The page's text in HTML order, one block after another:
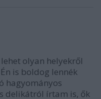
olyan helyekről
is boldog lennék
hagyományos
delikátról írtam is, ők